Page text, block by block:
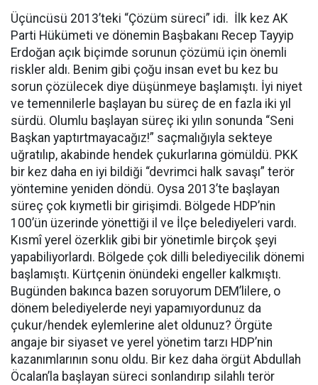
Üçüncüsü 2013’teki “Çözüm süreci” idi. İlk kez AK
Parti Hükümeti ve dönemin Başbakanı Recep Tayyip
Erdoğan açık biçimde sorunun çözümü için önemli
riskler aldı. Benim gibi çoğu insan evet bu kez bu
sorun çözülecek diye düşünmeye başlamıştı. İyi niyet
ve temennilerle başlayan bu süreç de en fazla iki yıl
sürdü. Olumlu başlayan süreç iki yılın sonunda “Seni
Başkan yaptırtmayacağız!” saçmalığıyla sekteye
uğratılıp, akabinde hendek çukurlarına gömüldü. PKK
bir kez daha en iyi bildiği “devrimci halk savaşı” terör
yöntemine yeniden döndü. Oysa 2013’te başlayan
süreç çok kıymetli bir girişimdi. Bölgede HDP’nin
100’ün üzerinde yönettiği il ve İlçe belediyeleri vardı.
Kısmî yerel özerklik gibi bir yönetimle birçok şeyi
yapabiliyorlardı. Bölgede çok dilli belediyecilik dönemi
başlamıştı. Kürtçenin önündeki engeller kalkmıştı.
Bugünden bakınca bazen soruyorum DEM’lilere, o
dönem belediyelerde neyi yapamıyordunuz da
çukur/hendek eylemlerine alet oldunuz? Örgüte
angaje bir siyaset ve yerel yönetim tarzı HDP’nin
kazanımlarının sonu oldu. Bir kez daha örgüt Abdullah
Öcalan’la başlayan süreci sonlandırıp silahlı terör